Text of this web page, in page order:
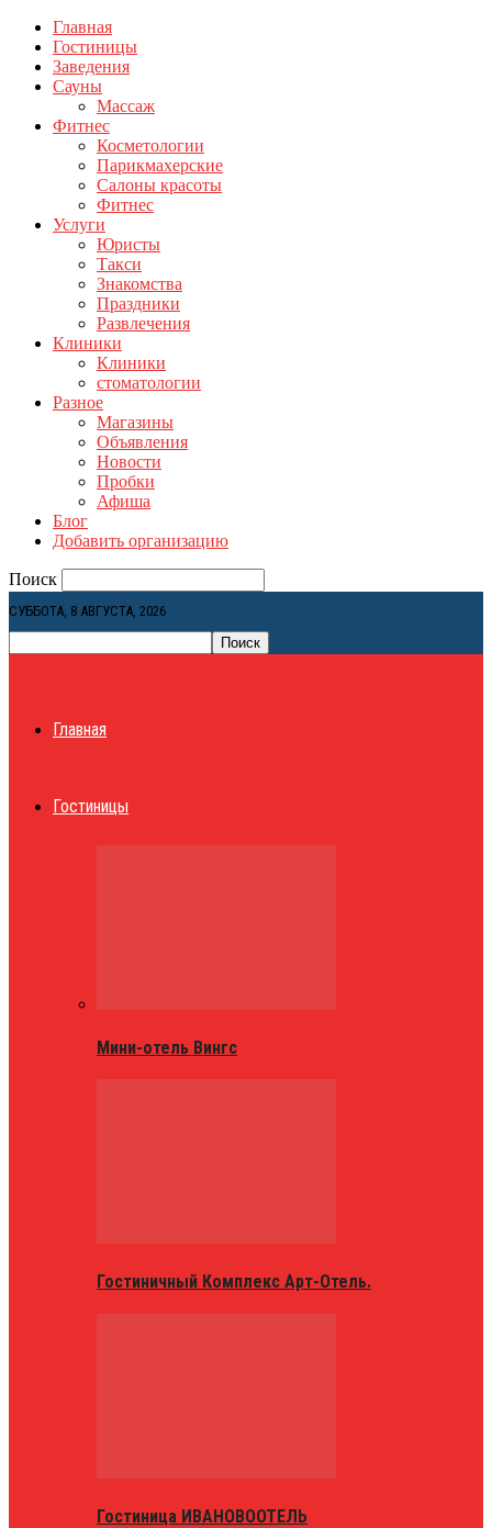
Главная
Гостиницы
Заведения
Сауны
Массаж
Фитнес
Косметологии
Парикмахерские
Салоны красоты
Фитнес
Услуги
Юристы
Такси
Знакомства
Праздники
Развлечения
Клиники
Клиники
стоматологии
Разное
Магазины
Объявления
Новости
Пробки
Афиша
Блог
Добавить организацию
Поиск
СУББОТА, 8 АВГУСТА, 2026
Главная
Гостиницы
Мини-отель Вингс
Гостиничный Комплекс Арт-Отель.
Гостиница ИВАНОВООТЕЛЬ